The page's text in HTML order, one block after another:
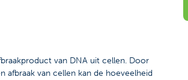
van DNA uit cellen. Door
afbraak van cellen kan de hoeveelheid